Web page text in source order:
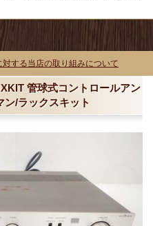
対する当店の取り組みについて
管球式コントロールアン
ン/ラックスキット